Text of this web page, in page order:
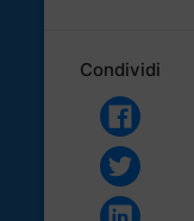
Condividi